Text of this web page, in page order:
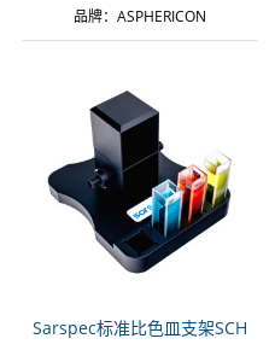
品牌：ASPHERICON
Sarspec标准比色皿支架SCH